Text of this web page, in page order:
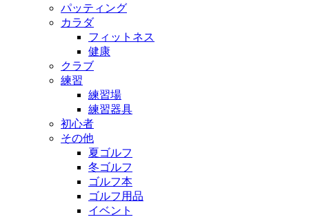
パッティング
カラダ
フィットネス
健康
クラブ
練習
練習場
練習器具
初心者
その他
夏ゴルフ
冬ゴルフ
ゴルフ本
ゴルフ用品
イベント